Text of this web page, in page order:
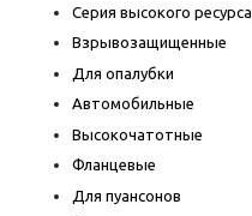
Серия высокого ресурса
Взрывозащищенные
Для опалубки
Автомобильные
Высокочатотные
Фланцевые
Для пуансонов